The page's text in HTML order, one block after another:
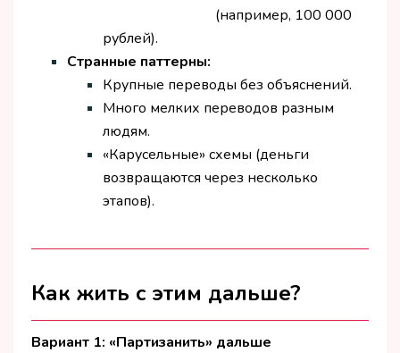
(например, 100 000
рублей).
Странные паттерны:
Крупные переводы без объяснений.
Много мелких переводов разным
людям.
«Карусельные» схемы (деньги
возвращаются через несколько
этапов).
Как жить с этим дальше?
Вариант 1: «Партизанить» дальше